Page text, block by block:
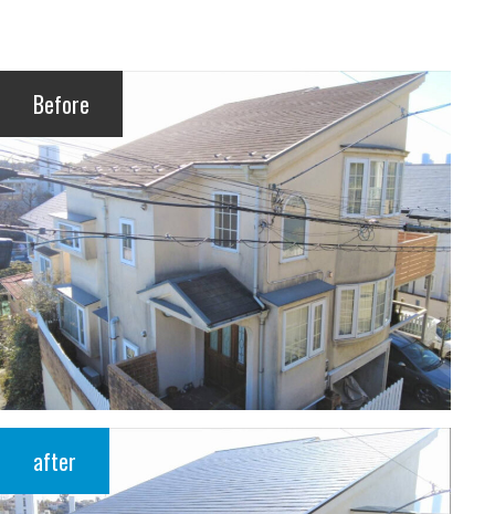
Before
after